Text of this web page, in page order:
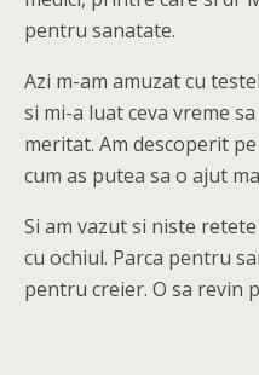
pentru sanatate.
Azi m-am amuzat cu
si mi-a luat ceva vreme
meritat. Am descoperit
cum as putea sa o ajut
Si am vazut si niste
cu ochiul. Parca pentru
pentru creier. O sa revin